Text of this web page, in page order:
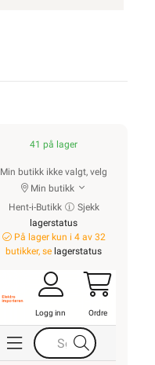
41 på lager
Min butikk ikke valgt, velg
Min butikk
Hent-i-Butikk
Sjekk
lagerstatus
På lager kun i 4 av 32
butikker, se lagerstatus
Logg inn Ordre